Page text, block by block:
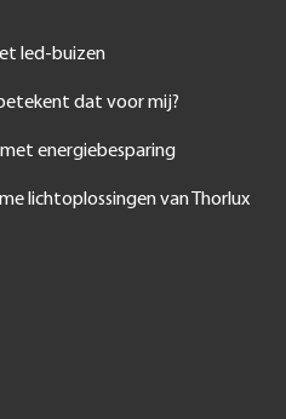
led-buizen
dat voor mij?
energiebesparing
lichtoplossingen van Thorlux